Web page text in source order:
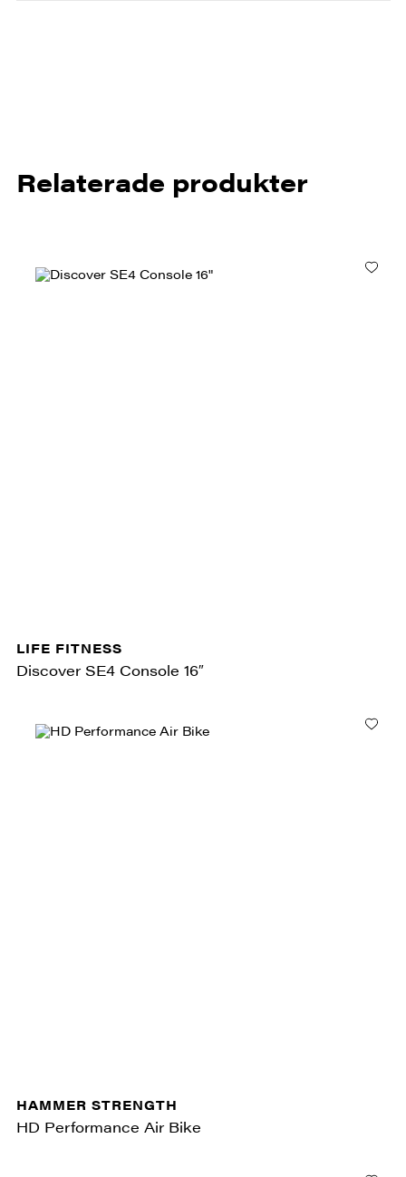
Relaterade produkter
LIFE FITNESS
Discover SE4 Console 16″
HAMMER STRENGTH
HD Performance Air Bike